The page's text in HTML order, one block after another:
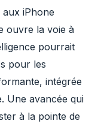
aux iPhone
ouvre la voie à
pourrait
pour les
intégrée
Une avancée qui
à la pointe de